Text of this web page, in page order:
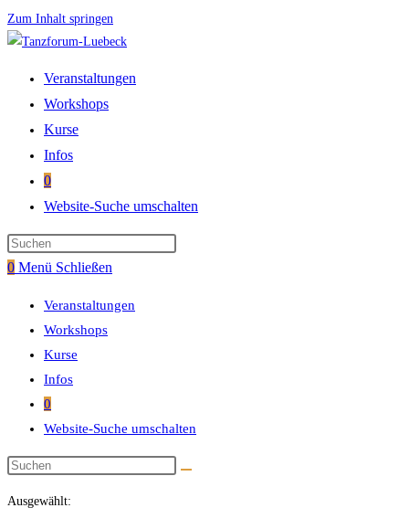
Zum Inhalt springen
Veranstaltungen
Workshops
Kurse
Infos
0
Website-Suche umschalten
0 Menü Schließen
Veranstaltungen
Workshops
Kurse
Infos
0
Website-Suche umschalten
Ausgewählt: